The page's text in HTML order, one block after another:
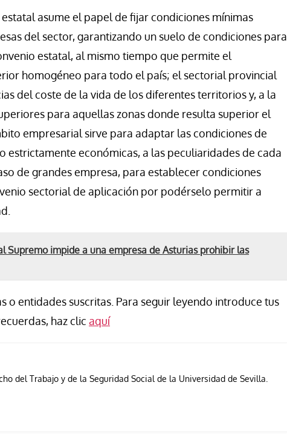
asume el papel de fijar condiciones mínimas
del sector, garantizando un suelo de condiciones para
estatal, al mismo tiempo que permite el
homogéneo para todo el país; el sectorial provincial
del coste de la vida de los diferentes territorios y, a la
para aquellas zonas donde resulta superior el
empresarial sirve para adaptar las condiciones de
estrictamente económicas, a las peculiaridades de cada
de grandes empresa, para establecer condiciones
sectorial de aplicación por podérselo permitir a
Supremo impide a una empresa de Asturias prohibir las
o entidades suscritas. Para seguir leyendo introduce tus
haz clic aquí
del Trabajo y de la Seguridad Social de la Universidad de Sevilla.